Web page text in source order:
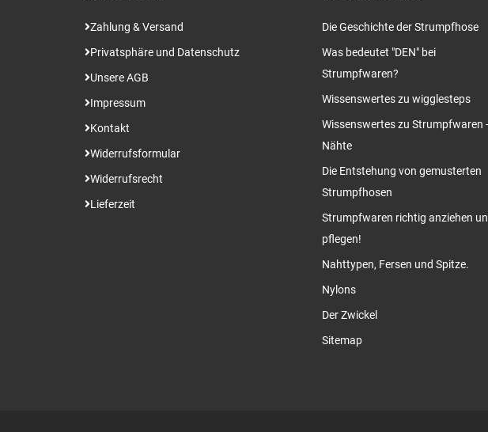
Zahlung & Versand
Privatsphäre und Datenschutz
Unsere AGB
Impressum
Kontakt
Widerrufsformular
Widerrufsrecht
Lieferzeit
Die Geschichte der Strumpfhose
Was bedeutet "DEN" bei
Strumpfwaren?
Wissenswertes zu wigglesteps
Wissenswertes zu Strumpfwaren -
Nähte
Die Entstehung von gemusterten
Strumpfhosen
Strumpfwaren richtig anziehen
pflegen!
Nahttypen, Fersen und Spitze.
Nylons
Der Zwickel
Sitemap